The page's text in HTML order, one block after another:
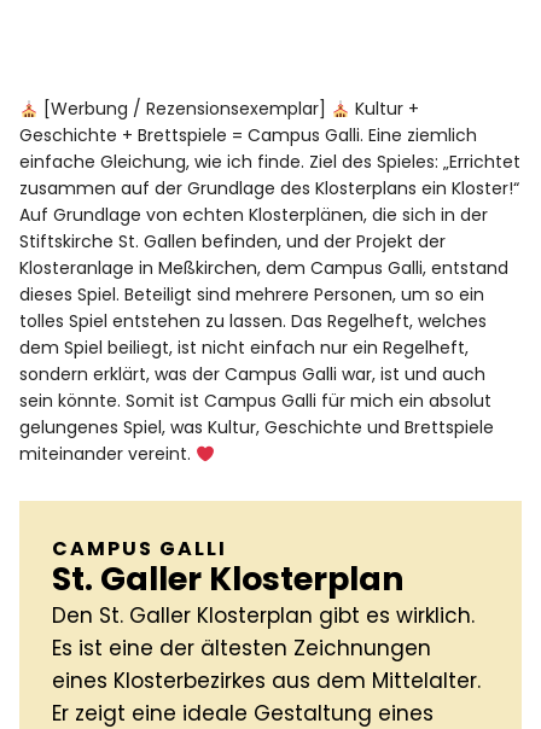
[Werbung / Rezensionsexemplar]
Kultur +
Geschichte + Brettspiele = Campus Galli. Eine ziemlich
einfache Gleichung, wie ich finde. Ziel des Spieles: „Errichtet
zusammen auf der Grundlage des Klosterplans ein Kloster!“
Auf Grundlage von echten Klosterplänen, die sich in der
Stiftskirche St. Gallen befinden, und der Projekt der
Klosteranlage in Meßkirchen, dem Campus Galli, entstand
dieses Spiel. Beteiligt sind mehrere Personen, um so ein
tolles Spiel entstehen zu lassen. Das Regelheft, welches
dem Spiel beiliegt, ist nicht einfach nur ein Regelheft,
sondern erklärt, was der Campus Galli war, ist und auch
sein könnte. Somit ist Campus Galli für mich ein absolut
gelungenes Spiel, was Kultur, Geschichte und Brettspiele
miteinander vereint.
CAMPUS GALLI
St. Galler Klosterplan
Den St. Galler Klosterplan gibt es wirklich.
Es ist eine der ältesten Zeichnungen
eines Klosterbezirkes aus dem Mittelalter.
Er zeigt eine ideale Gestaltung eines